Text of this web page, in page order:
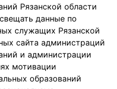
Рязанской области
данные по
служащих Рязанской
сайта администраций
и администрации
мотивации
образований